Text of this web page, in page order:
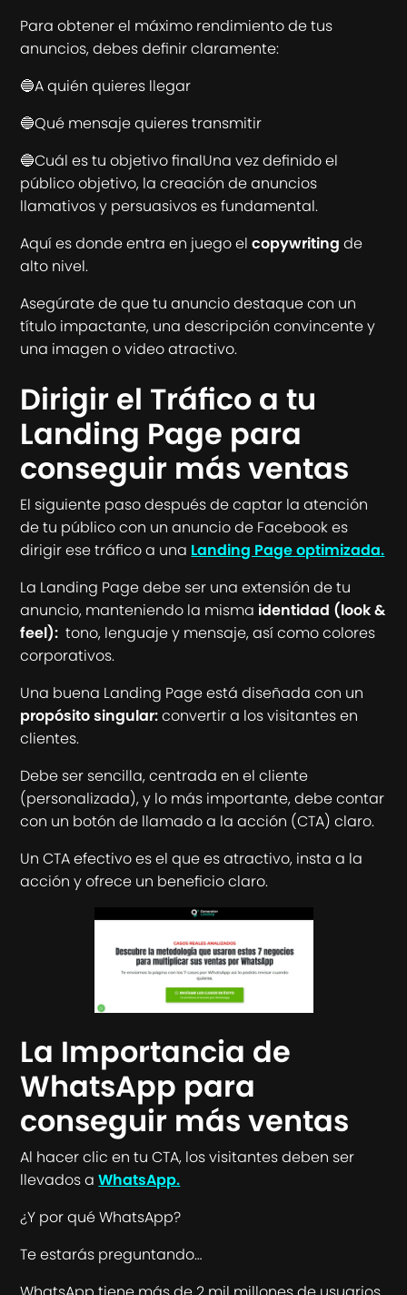
Para obtener el máximo rendimiento de tus
anuncios, debes definir claramente:
🔵A quién quieres llegar
🔵Qué mensaje quieres transmitir
🔵Cuál es tu objetivo finalUna vez definido el
público objetivo, la creación de anuncios
llamativos y persuasivos es fundamental.
Aquí es donde entra en juego elcopywriting de
alto nivel.
Asegúrate de que tu anuncio destaque con un
título impactante, una descripción convincente y
una imagen o video atractivo.
Dirigir el Tráfico a tu
Landing Page para
conseguir más ventas
El siguiente paso después de captar la atención
de tu público con un anuncio de Facebook es
dirigir ese tráfico a una Landing Pageoptimizada.
La Landing Page debe ser una extensión de tu
anuncio, manteniendo la misma identidad (look &
feel): tono, lenguaje y mensaje, así como colores
corporativos.
Una buena Landing Page está diseñada con un
propósito singular:convertir a los visitantes en
clientes.
Debe ser sencilla, centrada en el cliente
(personalizada), y lo más importante, debe contar
con un botón de llamado a la acción (CTA) claro.
Un CTA efectivo es el que es atractivo, insta a la
acción y ofrece un beneficio claro.
La Importancia de
WhatsApp para
conseguir más ventas
Al hacer clic en tu CTA, los visitantes deben ser
llevados aWhatsApp.
¿Y por qué WhatsApp?
Te estarás preguntando…